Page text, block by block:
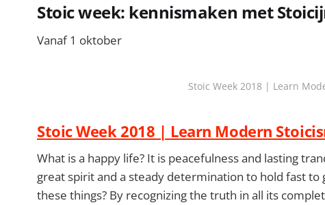
Stoic week: kennismaken met
Vanaf 1 oktober
Stoic Week 2018 | Learn
Stoic Week 2018 | Learn Modern
What is a happy life? It is peacefulness and lasting
great spirit and a steady determination to hold fast to
these things? By recognizing the truth in all its